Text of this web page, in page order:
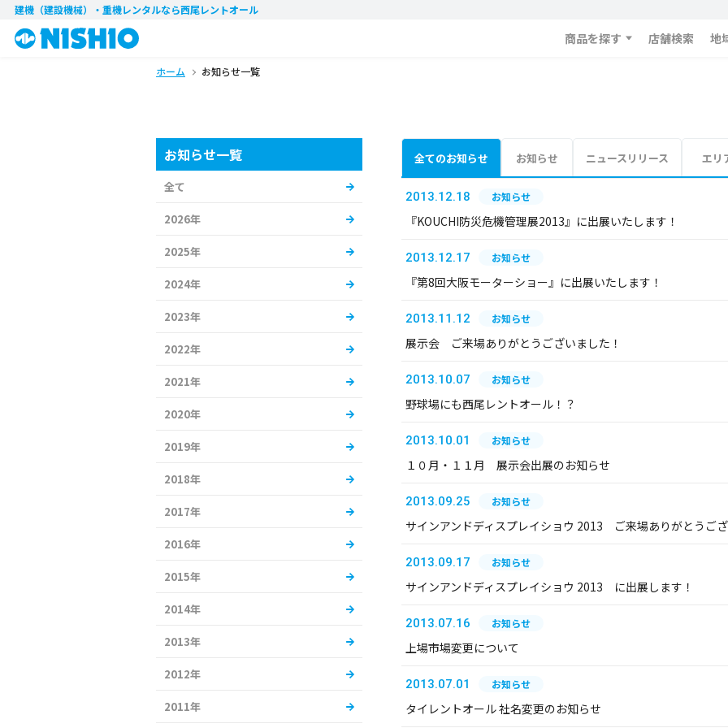
建機（建設機械）・重機レンタルなら西尾レントオール
商品を探す 店舗検索 地
ホーム お知らせ一覧
全てのお知らせ お知らせ ニュースリリース エリ
2013.12.18 お知らせ
『KOUCHI防災危機管理展2013』に出展いたします！
2013.12.17 お知らせ
『第8回大阪モーターショー』に出展いたします！
2013.11.12 お知らせ
展示会 ご来場ありがとうございました！
2013.10.07 お知らせ
野球場にも西尾レントオール！？
2013.10.01 お知らせ
１０月・１１月 展示会出展のお知らせ
2013.09.25 お知らせ
サインアンドディスプレイショウ 2013 ご来場ありがとうござ
2013.09.17 お知らせ
サインアンドディスプレイショウ 2013 に出展します！
2013.07.16 お知らせ
上場市場変更について
2013.07.01 お知らせ
タイレントオール 社名変更のお知らせ
お知らせ一覧
全て
2026年
2025年
2024年
2023年
2022年
2021年
2020年
2019年
2018年
2017年
2016年
2015年
2014年
2013年
2012年
2011年